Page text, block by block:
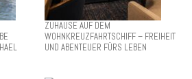
ZUHAUSE AUF DEM
WOHNKREUZFAHRTSCHIFF – FREIHEIT
UND ABENTEUER FÜRS LEBEN